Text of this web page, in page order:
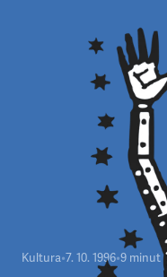
Kultura•7. 10. 1996•9 minut